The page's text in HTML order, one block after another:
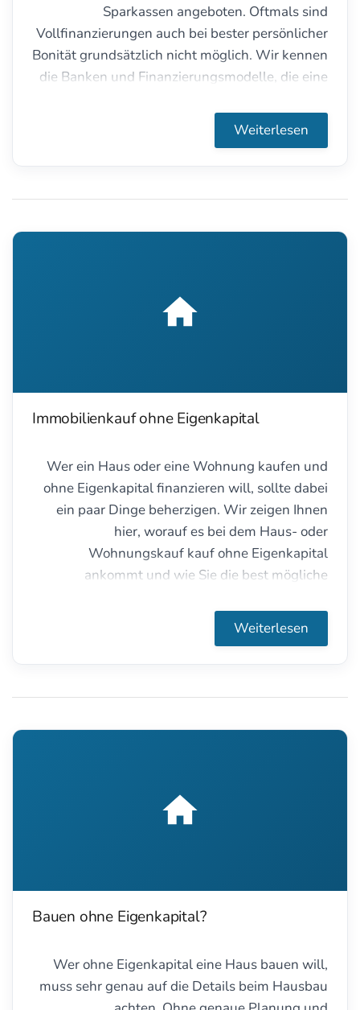
Sparkassen angeboten. Oftmals sind
Vollfinanzierungen auch bei bester persönlicher
Bonität grundsätzlich nicht möglich. Wir kennen
die Banken und Finanzierungsmodelle, die eine
ermöglichen.
Weiterlesen
Immobilienkauf ohne Eigenkapital
Wer ein Haus oder eine Wohnung kaufen und
ohne Eigenkapital finanzieren will, sollte dabei
ein paar Dinge beherzigen. Wir zeigen Ihnen
hier, worauf es bei dem Haus- oder
Wohnungskauf kauf ohne Eigenkapital
ankommt und wie Sie die best mögliche
Weiterlesen
Bauen ohne Eigenkapital?
Wer ohne Eigenkapital eine Haus bauen will,
muss sehr genau auf die Details beim Hausbau